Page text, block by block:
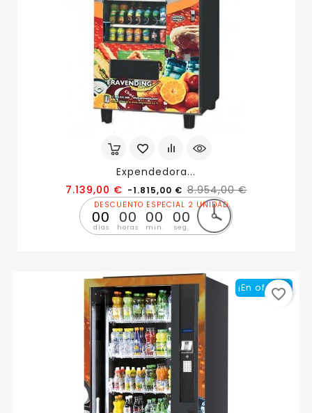
Expendedora...
7.139,00 € Precio
base
-1.815,00 € 8.954,00 €Precio
DESCUENTO ESPECIAL 2 UNIDADES
00
días
00
horas
00
min.
00
seg.
¡En oferta!
favorite_border